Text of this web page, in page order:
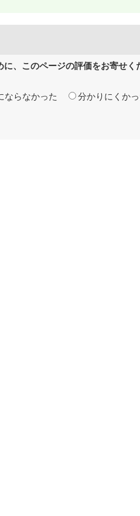
、このページの評価をお寄せく
ならなかった 分かりにくかっ